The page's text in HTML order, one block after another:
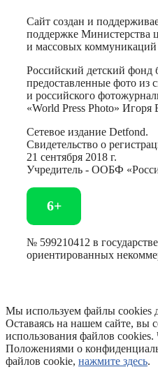
Сайт создан и
поддержке Министерства
и массовых
Российский детский фонд
предоставленные фото из
и российского
«World Press Photo» Игоря
Сетевое издание Detfond.
Свидетельство о
21 сентября 2018 г.
Учредитель - ООБФ
6+
№ 599210412 в
ориентированных
Мы используем файлы cookies
Оставаясь на нашем сайте, вы
использования файлов
Положениями о
файлов cookie, нажмите здесь.